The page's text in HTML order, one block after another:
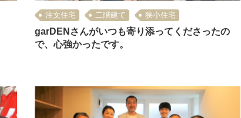
注文住宅 二階建て 狭小住宅
garDENさんがいつも寄り添ってくださったの
で、心強かったです。